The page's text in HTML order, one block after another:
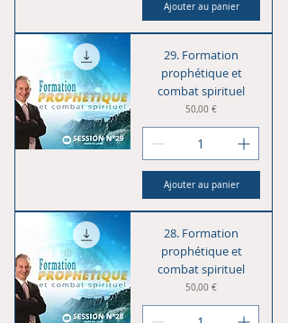
Ajouter au panier
29. Formation
prophétique et
combat spirituel
Prix
50,00 €
Ajouter au panier
28. Formation
prophétique et
combat spirituel
Prix
50,00 €